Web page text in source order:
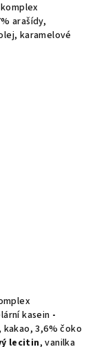
arašídy,
karamelové
kasein -
3,6% čoko
lecitin, vanilka